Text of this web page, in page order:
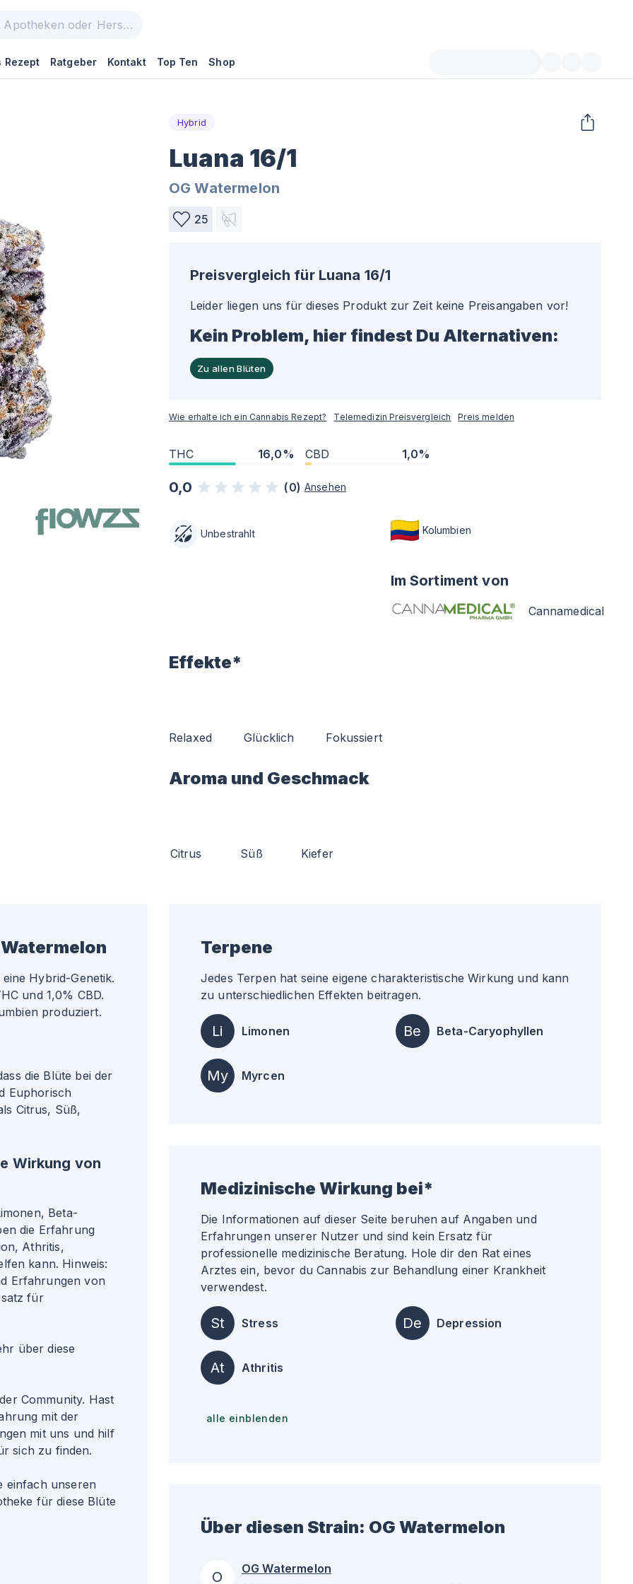
Rezept Ratgeber Kontakt Top Ten Shop
Hybrid
Luana 16/1
OG Watermelon
25
Preisvergleich für Luana 16/1
Leider liegen uns für dieses Produkt zur Zeit keine Preisangaben vor!
Kein Problem, hier findest Du Alternativen:
Zu allen Blüten
Wie erhalte ich ein Cannabis Rezept? Telemedizin Preisvergleich Preis melden
THC 16,0% CBD 1,0%
0,0 (0) Ansehen
Unbestrahlt Kolumbien
Im Sortiment von
Cannamedical
Effekte*
Relaxed Glücklich Fokussiert
Aroma und Geschmack
Citrus Süß Kiefer
Watermelon
Hybrid-Genetik.
und 1,0% CBD.
produziert.
die Blüte bei der
Euphorisch
Citrus, Süß,
Wirkung von
Beta-
die Erfahrung
Athritis,
kann. Hinweis:
Erfahrungen von
für
über diese
Community. Hast
mit der
mit uns und hilf
sich zu finden.
einfach unseren
für diese Blüte
Terpene
Jedes Terpen hat seine eigene charakteristische Wirkung und kann
zu unterschiedlichen Effekten beitragen.
Li Limonen Be Beta-Caryophyllen
My Myrcen
Medizinische Wirkung bei*
Die Informationen auf dieser Seite beruhen auf Angaben und
Erfahrungen unserer Nutzer und sind kein Ersatz für
professionelle medizinische Beratung. Hole dir den Rat eines
Arztes ein, bevor du Cannabis zur Behandlung einer Krankheit
verwendest.
St Stress De Depression
At Athritis
alle einblenden
Über diesen Strain: OG Watermelon
O OG Watermelon